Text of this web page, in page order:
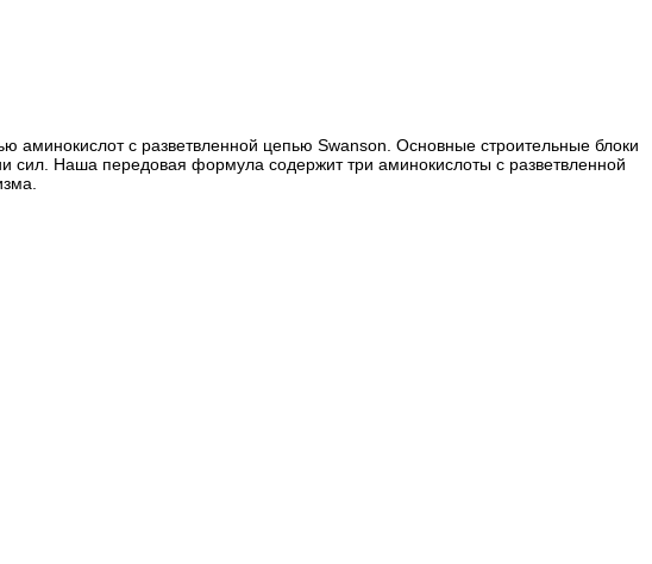
с разветвленной цепью Swanson. Основные строительные блоки
сил. Наша передовая формула содержит три аминокислоты с разветвленной